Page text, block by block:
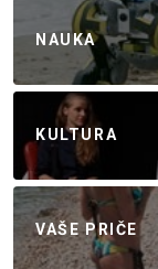
NAUKA
KULTURA
VAŠE PRIČE